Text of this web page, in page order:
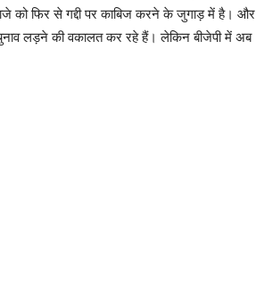
को फिर से गद्दी पर काबिज करने के जुगाड़ में है। और
लड़ने की वकालत कर रहे हैं। लेकिन बीजेपी में अब